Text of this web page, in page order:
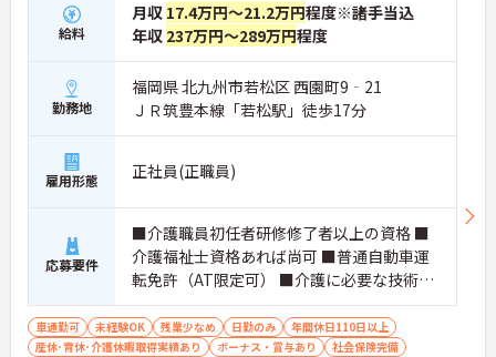
給料
月収 17.4万円～21.2万円程度※諸手当込
年収 237万円～289万円程度
勤務地
福岡県 北九州市若松区 西園町9‐21
ＪＲ筑豊本線「若松駅」徒歩17分
雇用形態 正社員(正職員)
応募要件
■介護職員初任者研修修了者以上の資格 ■
介護福祉士資格あれば尚可 ■普通自動車運
転免許（AT限定可） ■介護に必要な技術等
あれば尚可
車通勤可 未経験OK 残業少なめ 日勤のみ
年間休日110日以上
産休･育休･介護休暇取得実績あり
ボーナス・賞与あり
社会保険完備